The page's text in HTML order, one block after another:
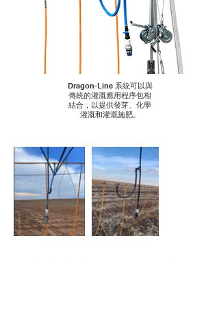
Dragon-Line 系統可以與
傳統的灌溉應用程序包相
結合，以提供發芽、化學
灌溉和灌溉施肥。